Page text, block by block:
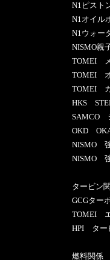
N1ピスト
N1オイル
N1ウォー
NISMO親
TOMEI
TOMEI オ
TOMEI
HKS
SAMCO
OKD
NISMO
NISMO
タービン
GCGタ
TOMEI
HPI ター
燃料関係